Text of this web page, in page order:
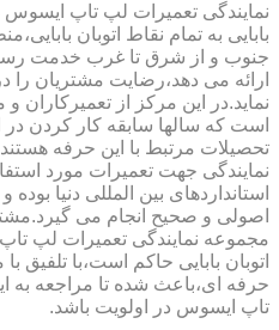
نمایندگی تعمیرات لپ تاپ ایسوس
بابایی به تمام نقاط اتوبان
جنوب و از شرق تا غرب خدمت
ارائه می دهد،رضایت مشتریان
نماید.در این مرکز از
است که سالها سابقه کار کردن در
تحصیلات مرتبط با این حرفه
نمایندگی جهت تعمیرات مورد
استانداردهای بین المللی دنیا
اصولی و صحیح انجام می
مجموعه نمایندگی تعمیرات لپ
اتوبان بابایی حاکم است،با تلفیق
حرفه ای،باعث شده تا مراجعه به
تاپ ایسوس در اولویت باشد.